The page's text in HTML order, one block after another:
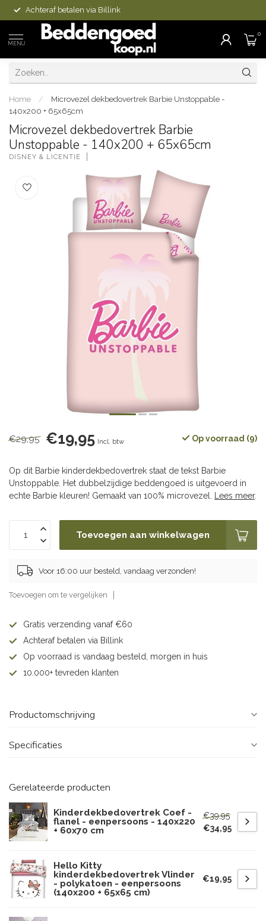
Achteraf betalen via Billink
MENU
0
Home /
Microvezel dekbedovertrek Barbie Unstoppable -
140x200 + 65x65cm
Microvezel dekbedovertrek Barbie
Unstoppable - 140x200 + 65x65cm
DISNEY & LICENTIE
€29,95 €19,95 Incl. btw Op voorraad (9)
Op dit Barbie kinderdekbedovertrek staat de tekst Barbie
Unstoppable. Het dubbelzijdige beddengoed is uitgevoerd in
echte Barbie kleuren! Gemaakt van 100% microvezel.
Lees meer.
Toevoegen aan winkelwagen
Voor 16:00 uur besteld, vandaag verzonden!
Toevoegen om te vergelijken
Gratis verzending vanaf €60
Achteraf betalen via Billink
Op voorraad is vandaag besteld, morgen in huis
10.000+ tevreden klanten
Productomschrijving
Specificaties
Gerelateerde producten
Kinderdekbedovertrek Coef -
flanel - eenpersoons - 140x220
+ 60x70 cm
€39,95
€34,95
Hello Kitty
kinderdekbedovertrek Vlinder
- polykatoen - eenpersoons
(140x200 + 65x65 cm)
€19,95